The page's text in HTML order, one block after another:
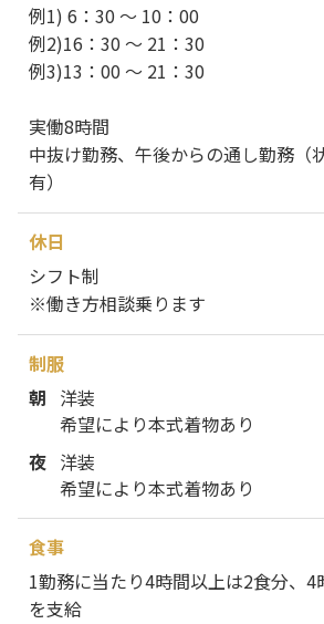
例1) 6：30 ～ 10：00
例2)16：30 ～ 21：30
例3)13：00 ～ 21：30
実働8時間
中抜け勤務、午後からの通し勤務（
有）
休日
シフト制
※働き方相談乗ります
制服
朝 洋装
希望により本式着物あり
夜 洋装
希望により本式着物あり
食事
1勤務に当たり4時間以上は2食分、
を支給